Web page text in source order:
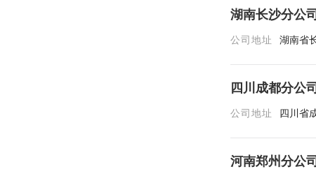
湖南长沙分公司
公司地址 湖南省
四川成都分公司
公司地址 四川省
河南郑州分公司